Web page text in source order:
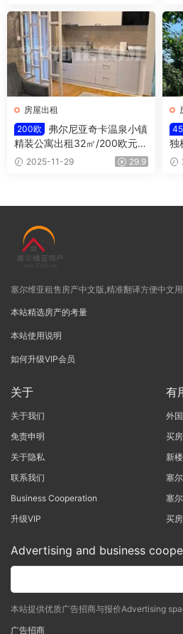
房屋出租
200欧
弗尔尼亚奇卡温泉小镇
精装公寓出租32㎡/200欧元/
月 2025-11-29 29.9
独
塞尔维亚租售房产中文版,精准翻译方便中文
本站精选房产的考量
本站使用说明
如何升级VIP会员
关于
关于我们
免责申明
关于隐私
联系我们
Business Cooperation
升级VIP
有
外
买
新
塞
塞
买
Advertising and business
本站提供优质广告招商与报价Advertising
广告招商